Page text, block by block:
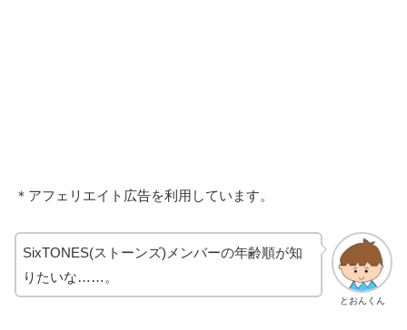
＊アフェリエイト広告を利用しています。
とおんくん
SixTONES(ストーンズ)メンバーの年齢順が知
りたいな……。